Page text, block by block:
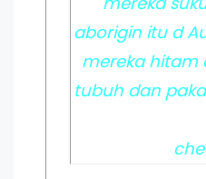
aborigin itu d
mereka hitam
tubuh dan